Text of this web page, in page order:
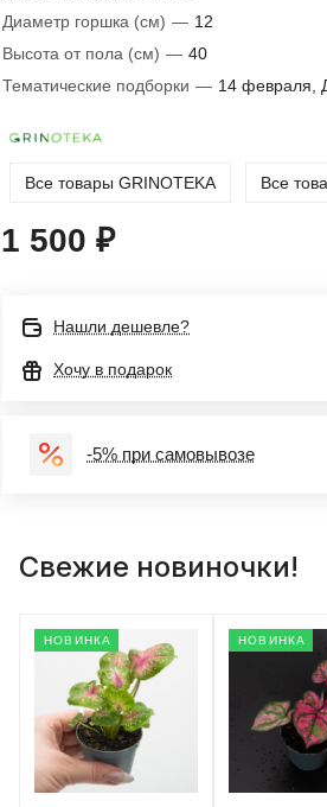
Диаметр горшка (см) — 12
Высота от пола (см) — 40
Тематические подборки — 14 февраля,
Все товары GRINOTEKA Все
1 500 ₽
Нашли дешевле?
Хочу в подарок
-5% при самовывозе
Свежие новиночки!
НОВИНКА НОВИНКА